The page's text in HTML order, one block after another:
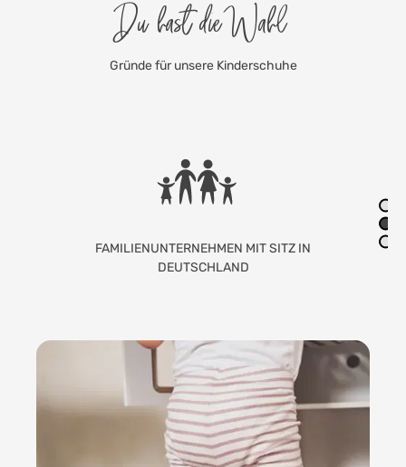
Du hast die Wahl
Gründe für unsere Kinderschuhe
LIEBEVOLLE HANDARBEIT